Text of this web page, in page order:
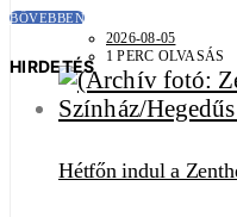
2026-08-05
1 PERC OLVASÁS
Hétfőn indul a
BŐVEBBEN
HIRDETÉS